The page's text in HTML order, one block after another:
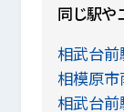
同じ駅や
相武台前
相模原市
相武台前